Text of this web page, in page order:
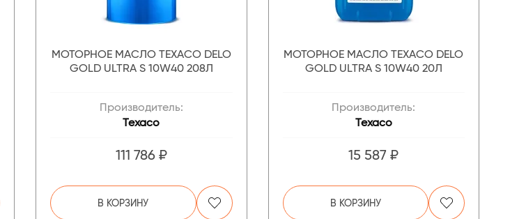
МОТОРНОЕ МАСЛО TEXACO DELO
GOLD ULTRA S 10W40 208Л
Производитель:
Texaco
111 786 ₽
В КОРЗИНУ
МОТОРНОЕ МАСЛО TEXACO DELO
GOLD ULTRA S 10W40 20Л
Производитель:
Texaco
15 587 ₽
В КОРЗИНУ